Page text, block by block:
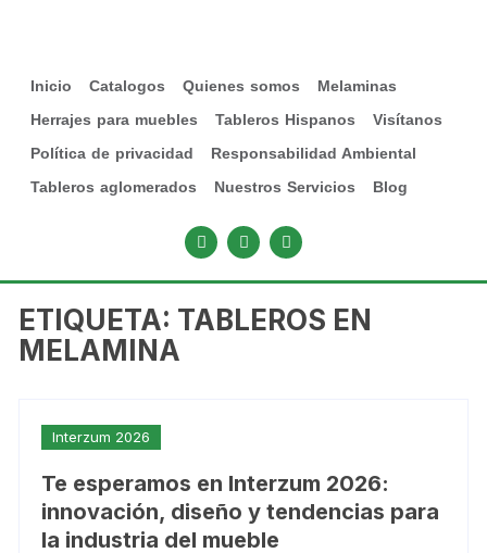
Inicio Catalogos Quienes somos
Melaminas
Herrajes para muebles
Tableros Hispanos
Visítanos
Política de privacidad
Responsabilidad Ambiental
Tableros aglomerados
Nuestros Servicios Blog
ETIQUETA: TABLEROS EN
MELAMINA
Interzum 2026
Te esperamos en Interzum 2026:
innovación, diseño y tendencias para
la industria del mueble